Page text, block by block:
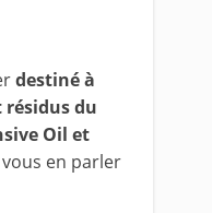
destiné à
du
Oil et
vous en parler